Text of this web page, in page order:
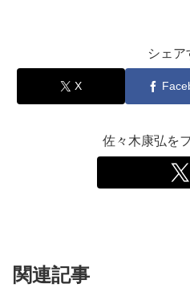
シェア
X
佐々木康弘を
関連記事